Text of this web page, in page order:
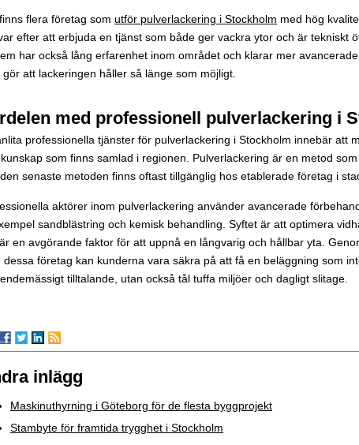
flera företag som utför pulverlackering i Stockholm med hög
efter att erbjuda en tjänst som både ger vackra ytor och är tekniskt
har också lång erfarenhet inom området och klarar mer
gör att lackeringen håller så länge som möjligt.
med professionell pulverlackering i
professionella tjänster för pulverlackering i Stockholm innebär att
som finns samlad i regionen. Pulverlackering är en metod som
senaste metoden finns oftast tillgänglig hos etablerade företag i
aktörer inom pulverlackering använder avancerade
sandblästring och kemisk behandling. Syftet är att optimera
en avgörande faktor för att uppnå en långvarig och hållbar yta.
dessa företag kan kunderna vara säkra på att få en beläggning som
tilltalande, utan också tål tuffa miljöer och dagligt slitage.
inlägg
Maskinuthyrning i Göteborg för de flesta byggprojekt
Stambyte för framtida trygghet i Stockholm